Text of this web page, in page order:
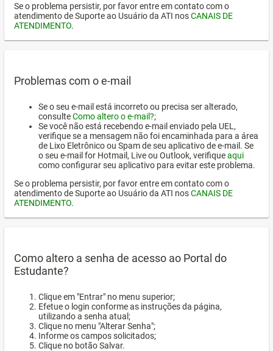
Se o problema persistir, por favor entre em contato com o
atendimento de Suporte ao Usuário da ATI nosCANAIS DE
ATENDIMENTO.
Problemas com o e-mail
Se o seu e-mail está incorreto ou precisa ser alterado,
consulteComo altero o e-mail?;
Se você não está recebendo e-mail enviado pela UEL,
verifique se a mensagem não foi encaminhada para a área
de Lixo Eletrônico ou Spam de seu aplicativo de e-mail. Se
o seu e-mail for Hotmail, Live ou Outlook, verifiqueaqui
como configurar seu aplicativo para evitar este problema.
Se o problema persistir, por favor entre em contato com o
atendimento de Suporte ao Usuário da ATI nosCANAIS DE
ATENDIMENTO.
Como altero a senha de acesso ao Portal do
Estudante?
Clique em "Entrar" no menu superior;
Efetue o login conforme as instruções da página,
utilizando a senha atual;
Clique no menu "Alterar Senha";
Informe os campos solicitados;
Clique no botão Salvar.